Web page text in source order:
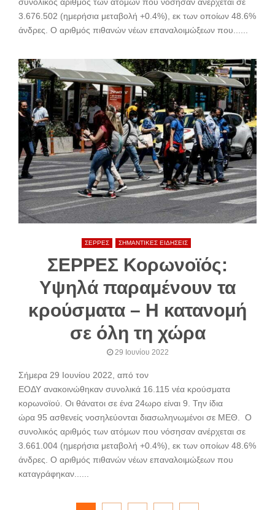
3.676.502 (ημερήσια μεταβολή +0.4%), εκ των οποίων 48.6%
άνδρες. Ο αριθμός πιθανών νέων επαναλοιμώξεων που......
ΣΕΡΡΕΣ ΣΗΜΑΝΤΙΚΕΣ ΕΙΔΗΣΕΙΣ
ΣΕΡΡΕΣ Κορωνοϊός:
Υψηλά παραμένουν τα
κρούσματα – Η κατανομή
σε όλη τη χώρα
29 Ιουνίου 2022
Σήμερα 29 Ιουνίου 2022, από τον
ΕΟΔΥ ανακοινώθηκαν συνολικά 16.115 νέα κρούσματα
κορωνοϊού. Oι θάνατοι σε ένα 24ωρο είναι 9. Την ίδια
ώρα 95 ασθενείς νοσηλεύονται διασωληνωμένοι σε ΜΕΘ. Ο
συνολικός αριθμός των ατόμων που νόσησαν ανέρχεται σε
3.661.004 (ημερήσια μεταβολή +0.4%), εκ των οποίων 48.6%
άνδρες. Ο αριθμός πιθανών νέων επαναλοιμώξεων που
καταγράφηκαν......